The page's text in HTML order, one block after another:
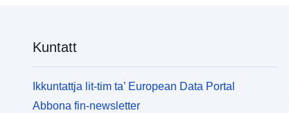
Kuntatt
Ikkuntattja lit-tim ta’ European Data Portal
Abbona fin-newsletter